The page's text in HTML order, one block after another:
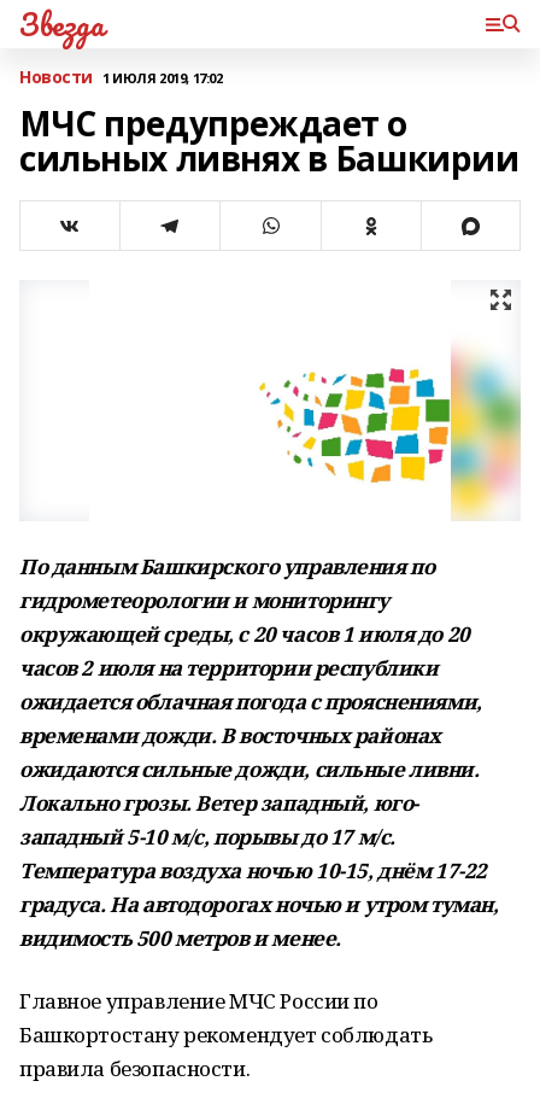
Звезда
Новости 1 ИЮЛЯ 2019, 17:02
МЧС предупреждает о
сильных ливнях в Башкирии
По данным Башкирского управления по
гидрометеорологии и мониторингу
окружающей среды, с 20 часов 1 июля до 20
часов 2 июля на территории республики
ожидается облачная погода с прояснениями,
временами дожди. В восточных районах
ожидаются сильные дожди, сильные ливни.
Локально грозы. Ветер западный, юго-
западный 5-10 м/с, порывы до 17 м/с.
Температура воздуха ночью 10-15, днём 17-22
градуса. На автодорогах ночью и утром туман,
видимость 500 метров и менее.
Главное управление МЧС России по
Башкортостану рекомендует соблюдать
правила безопасности.